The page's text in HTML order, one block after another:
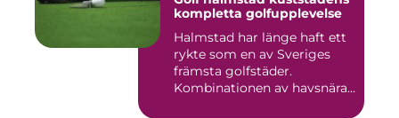
kompletta golfupplevelse
Halmstad har länge haft ett
rykte som en av Sveriges
främsta golfstäder.
Kombinationen av havsnära